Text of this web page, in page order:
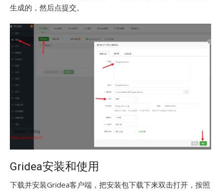
生成的，然后点提交。
Gridea安装和使用
下载并安装Gridea客户端，把安装包下载下来双击打开，按照